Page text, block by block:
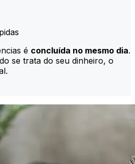
é concluída no mesmo dia.
se trata do seu dinheiro, o